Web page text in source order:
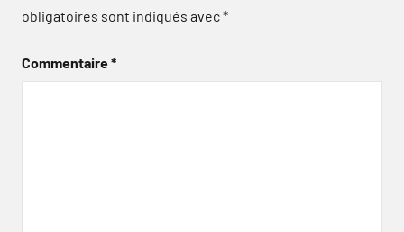
obligatoires sont indiqués avec*
Commentaire*